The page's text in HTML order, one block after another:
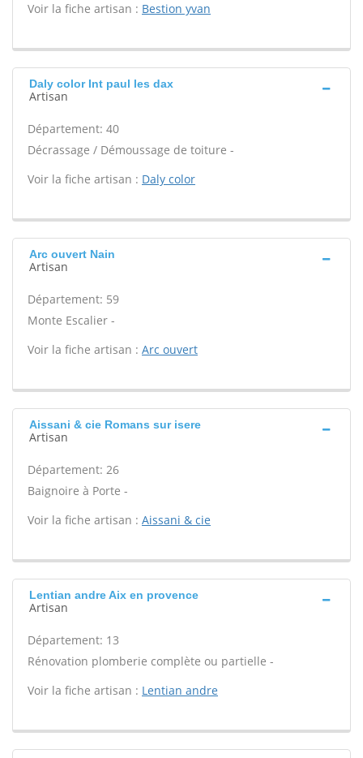
Voir la fiche artisan : Bestion yvan
Daly color Int paul les dax
Artisan
Département: 40
Décrassage / Démoussage de toiture -
Voir la fiche artisan : Daly color
Arc ouvert Nain
Artisan
Département: 59
Monte Escalier -
Voir la fiche artisan : Arc ouvert
Aissani & cie Romans sur isere
Artisan
Département: 26
Baignoire à Porte -
Voir la fiche artisan : Aissani & cie
Lentian andre Aix en provence
Artisan
Département: 13
Rénovation plomberie complète ou partielle -
Voir la fiche artisan : Lentian andre